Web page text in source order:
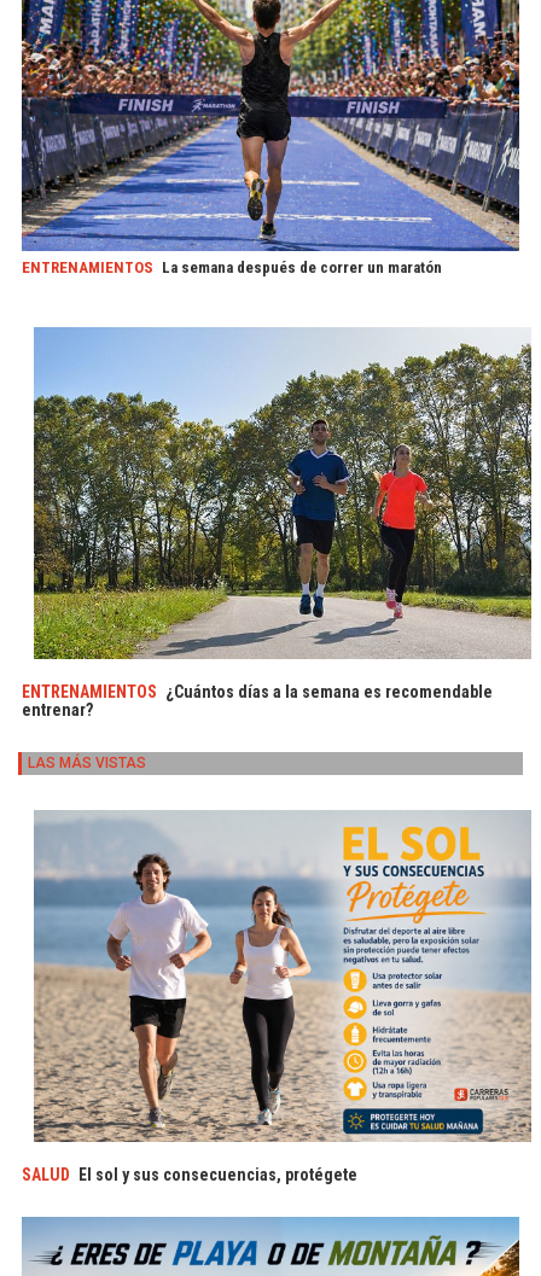
ENTRENAMIENTOS La semana después de correr un maratón
ENTRENAMIENTOS ¿Cuántos días a la semana es recomendable
entrenar?
LAS MÁS VISTAS
SALUD El sol y sus consecuencias, protégete